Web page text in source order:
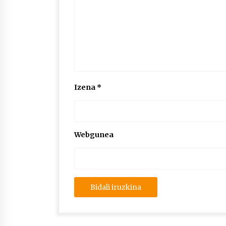
Izena *
Webgunea